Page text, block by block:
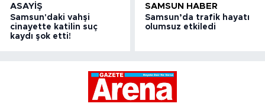
ASAYIŞ
Samsun'daki vahşi
cinayette katilin suç
kaydı şok etti!
SAMSUN HABER
Samsun’da trafik hayatı
olumsuz etkiledi